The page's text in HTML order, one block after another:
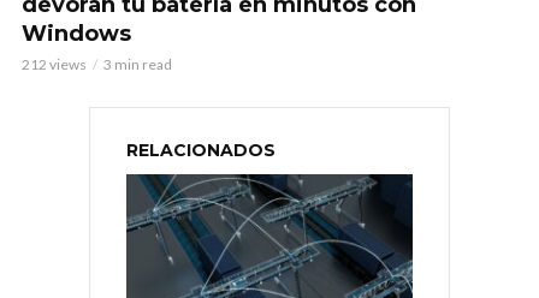
Windows
212 views 3 min read
RELACIONADOS